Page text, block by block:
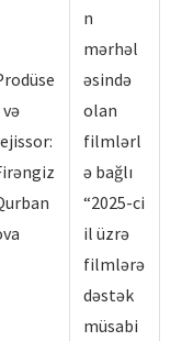
və
n
mərhəl
əsində
olan
filmlərl
ə bağlı
“2025-ci
il üzrə
filmlərə
dəstək
müsabi